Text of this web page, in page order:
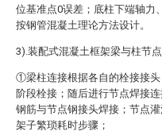
位基准点0误差；底柱下端轴力
按钢管混凝土理论方法设计。
3).装配式混凝土框架梁与柱节
①梁柱连接根据各自的栓接接
阶段栓接；随后进行节点焊接
钢筋与节点钢接头焊接；节点
架子繁琐耗时步骤；